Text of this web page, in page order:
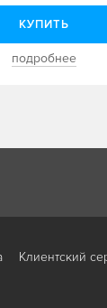
КУПИТЬ
подробнее
Клиентский